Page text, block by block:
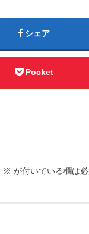
シェア
Pocket
※ が付いている欄は